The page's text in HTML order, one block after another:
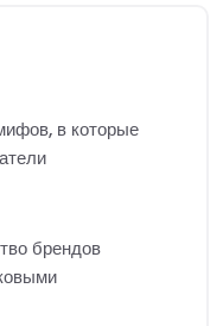
в которые
брендов